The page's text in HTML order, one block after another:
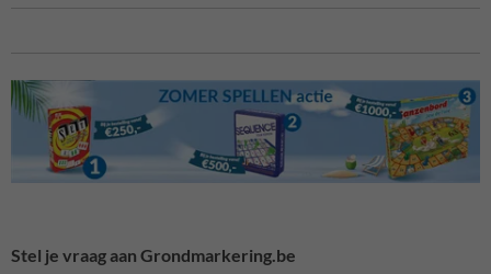
Stel je vraag aan Grondmarkering.be